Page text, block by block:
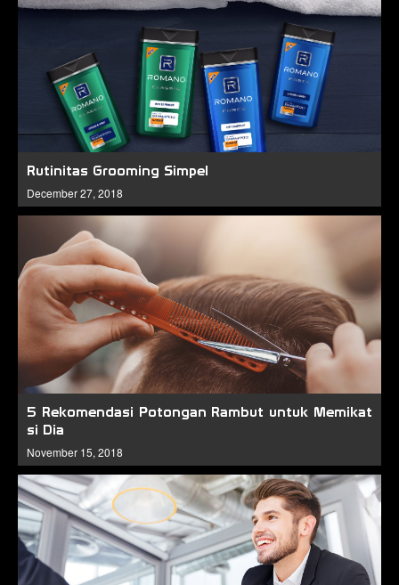
Rutinitas Grooming Simpel
December 27, 2018
5 Rekomendasi Potongan Rambut untuk Memikat
si Dia
November 15, 2018